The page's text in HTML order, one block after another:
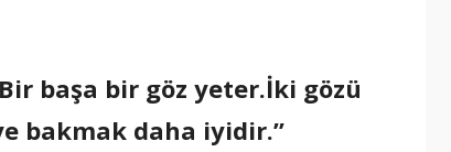
başa bir göz yeter.İki gözü
bakmak daha iyidir.”